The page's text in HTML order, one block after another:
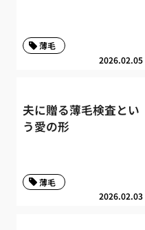
2026.02.05
薄毛
夫に贈る薄毛検査とい
う愛の形
2026.02.03
薄毛